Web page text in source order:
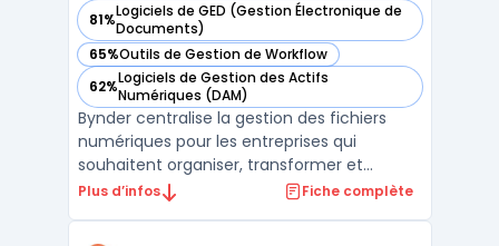
81%Logiciels de GED (Gestion Électronique de
Documents)
— voir Bynder dans cette catégorie
65%Outils de Gestion de Workflow
— voir Bynder dans cette catégorie
62%Logiciels de Gestion des Actifs
Numériques (DAM)
— voir Bynder dans cette catégorie
Bynder centralise la gestion des fichiers
numériques pour les entreprises qui
souhaitent organiser, transformer et
diffuser rapidement leurs contenus à
Plus d’infos Fiche complète